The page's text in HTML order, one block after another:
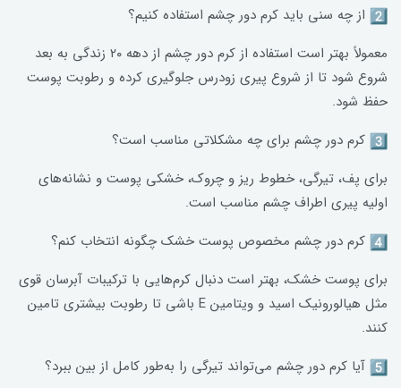
از چه سنی باید کرم دور چشم استفاده کنیم؟
معمولاً بهتر است استفاده از کرم دور چشم از دهه ۲۰ زندگی به بعد
شروع شود تا از شروع پیری زودرس جلوگیری کرده و رطوبت پوست
حفظ شود.
کرم دور چشم برای چه مشکلاتی مناسب است؟
برای پف، تیرگی، خطوط ریز و چروک، خشکی پوست و نشانه‌های
اولیه پیری اطراف چشم مناسب است.
کرم دور چشم مخصوص پوست خشک چگونه انتخاب کنم؟
برای پوست خشک، بهتر است دنبال کرم‌هایی با ترکیبات آبرسان قوی
مثل هیالورونیک اسید و ویتامین E باشی تا رطوبت بیشتری تامین
کنند.
آیا کرم دور چشم می‌تواند تیرگی را به‌طور کامل از بین ببرد؟